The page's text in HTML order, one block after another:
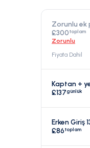
Zorunlu ek
£300toplam
Zorunlu
Fiyata Dahil
Kaptan +
£137günlük
Erken Giriş
£86toplam